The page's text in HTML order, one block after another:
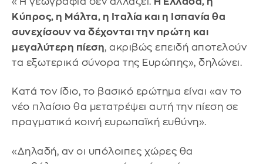
Κύπρος, η Μάλτα, η Ιταλία και η Ισπανία θα
συνεχίσουν να δέχονται την πρώτη και
μεγαλύτερη πίεση, ακριβώς επειδή αποτελούν
τα εξωτερικά σύνορα της Ευρώπης», δηλώνει.
Κατά τον ίδιο, το βασικό ερώτημα είναι «αν το
νέο πλαίσιο θα μετατρέψει αυτή την πίεση σε
πραγματικά κοινή ευρωπαϊκή ευθύνη».
«Δηλαδή, αν οι υπόλοιπες χώρες θα